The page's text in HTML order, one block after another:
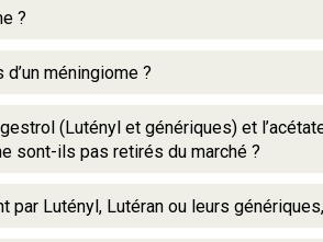
?
méningiome ?
(Lutényl et génériques) et
sont-ils pas retirés du marché ?
par Lutényl, Lutéran ou leurs